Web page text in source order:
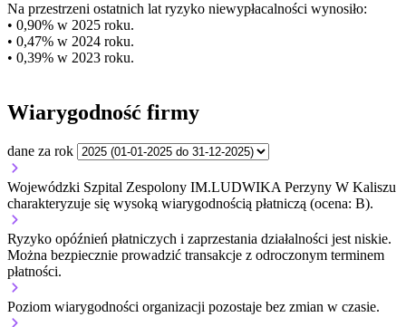
Na przestrzeni ostatnich lat ryzyko niewypłacalności wynosiło:
• 0,90% w 2025 roku.
• 0,47% w 2024 roku.
• 0,39% w 2023 roku.
Wiarygodność firmy
dane za rok
Wojewódzki Szpital Zespolony IM.LUDWIKA Perzyny W Kaliszu
charakteryzuje się wysoką wiarygodnością płatniczą (ocena: B).
Ryzyko opóźnień płatniczych i zaprzestania działalności jest niskie.
Można bezpiecznie prowadzić transakcje z odroczonym terminem
płatności.
Poziom wiarygodności organizacji pozostaje bez zmian w czasie.